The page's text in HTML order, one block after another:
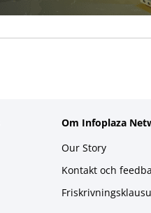
Om Infoplaza
Our Story
Kontakt och